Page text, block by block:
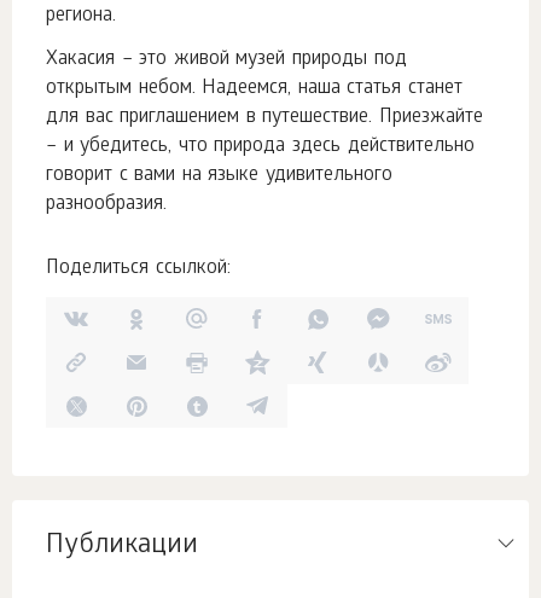
региона.
Хакасия – это живой музей природы под
открытым небом. Надеемся, наша статья станет
для вас приглашением в путешествие. Приезжайте
– и убедитесь, что природа здесь действительно
говорит с вами на языке удивительного
разнообразия.
Поделиться ссылкой:
Публикации